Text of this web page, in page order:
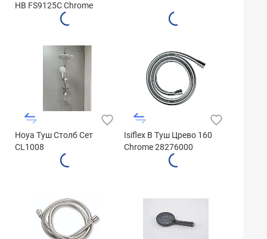
HB FS9125C Chrome
Hoya Туш Столб Сет
CL1008
Isiflex B Туш Црево 160
Chrome 28276000